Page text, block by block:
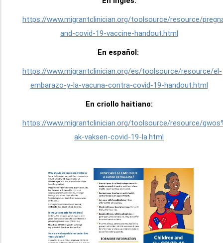
https://www.migrantclinician.org/toolsource/resource/
and-covid-19-vaccine-handout.html
En español:
https://www.migrantclinician.org/es/toolsource/resource/el-
embarazo-y-la-vacuna-contra-covid-19-handout.html
En criollo haitiano:
https://www.migrantclinician.org/toolsource/resource/
ak-vaksen-covid-19-la.html